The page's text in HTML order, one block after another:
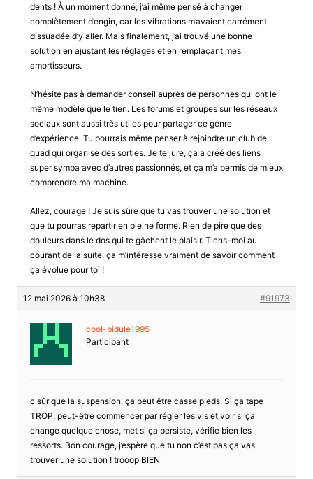
dents ! À un moment donné, j’ai même pensé à changer
complètement d’engin, car les vibrations m’avaient carrément
dissuadée d’y aller. Mais finalement, j’ai trouvé une bonne
solution en ajustant les réglages et en remplaçant mes
amortisseurs.
N’hésite pas à demander conseil auprès de personnes qui ont le
même modèle que le tien. Les forums et groupes sur les réseaux
sociaux sont aussi très utiles pour partager ce genre
d’expérience. Tu pourrais même penser à rejoindre un club de
quad qui organise des sorties. Je te jure, ça a créé des liens
super sympa avec d’autres passionnés, et ça m’a permis de mieux
comprendre ma machine.
Allez, courage ! Je suis sûre que tu vas trouver une solution et
que tu pourras repartir en pleine forme. Rien de pire que des
douleurs dans le dos qui te gâchent le plaisir. Tiens-moi au
courant de la suite, ça m’intéresse vraiment de savoir comment
ça évolue pour toi !
12 mai 2026 à 10h38 #91973
cool-bidule1995
Participant
c sûr que la suspension, ça peut être casse pieds. Si ça tape
TROP, peut-être commencer par régler les vis et voir si ça
change quelque chose, met si ça persiste, vérifie bien les
ressorts. Bon courage, j’espère que tu non c’est pas ça vas
trouver une solution ! trooop BIEN